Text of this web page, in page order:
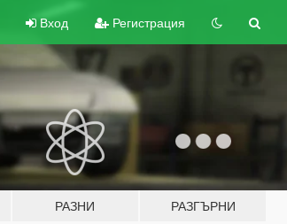
Вход Регистрация
РАЗНИ РАЗГЪРНИ